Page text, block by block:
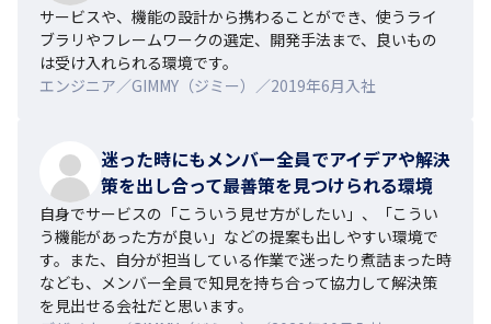
サービスや、機能の設計から携わることができ、使うライ
ブラリやフレームワークの選定、開発手法まで、良いもの
は受け入れられる環境です。
エンジニア／GIMMY（ジミー）／2019年6月入社
迷った時にもメンバー全員でアイデアや解決
策を出し合って最善策を見つけられる環境
自身でサービスの「こういう見せ方がしたい」、「こうい
う機能があった方が良い」などの提案も出しやすい環境で
す。また、自分が担当している作業で迷ったり煮詰まった時
なども、メンバー全員で知見を持ち合って協力して解決策
を見出せる会社だと思います。